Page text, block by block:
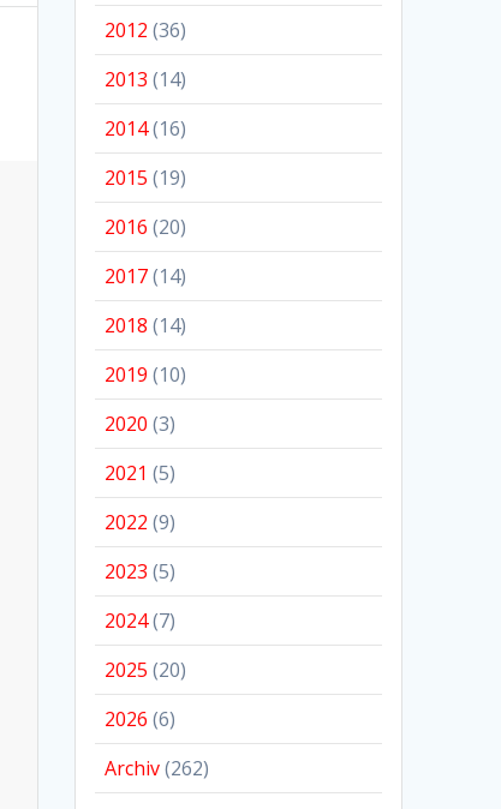
2012 (36)
2013 (14)
2014(16)
2015 (19)
2016 (20)
2017(14)
2018 (14)
2019 (10)
2020 (3)
2021 (5)
2022 (9)
2023 (5)
2024(7)
2025 (20)
2026 (6)
Archiv(262)